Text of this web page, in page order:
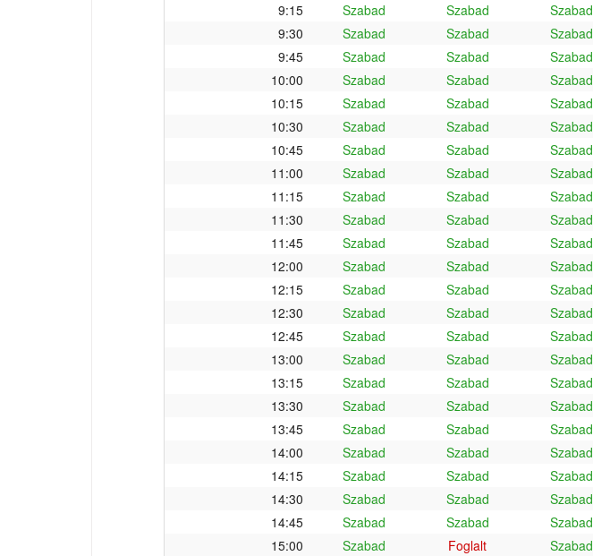
9:15
Szabad Szabad Szabad
9:30
Szabad Szabad Szabad
9:45
Szabad Szabad Szabad
10:00
Szabad Szabad Szabad
10:15
Szabad Szabad Szabad
10:30
Szabad Szabad Szabad
10:45
Szabad Szabad Szabad
11:00
Szabad Szabad Szabad
11:15
Szabad Szabad Szabad
11:30
Szabad Szabad Szabad
11:45
Szabad Szabad Szabad
12:00
Szabad Szabad Szabad
12:15
Szabad Szabad Szabad
12:30
Szabad Szabad Szabad
12:45
Szabad Szabad Szabad
13:00
Szabad Szabad Szabad
13:15
Szabad Szabad Szabad
13:30
Szabad Szabad Szabad
13:45
Szabad Szabad Szabad
14:00
Szabad Szabad Szabad
14:15
Szabad Szabad Szabad
14:30
Szabad Szabad Szabad
14:45
Szabad Szabad Szabad
15:00
Szabad Foglalt Szabad